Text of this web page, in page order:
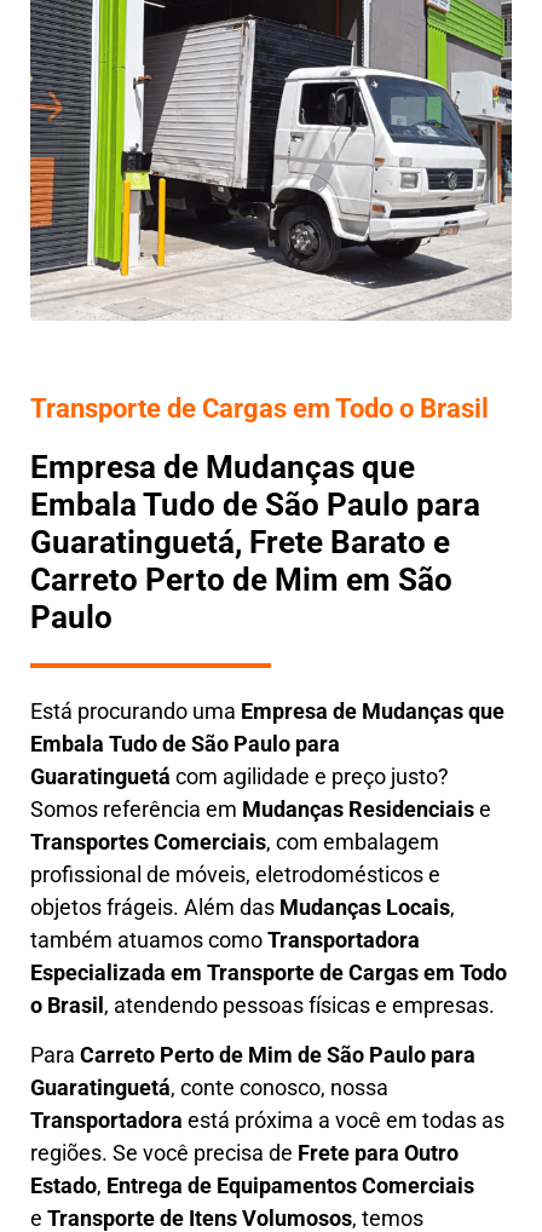
Transporte de Cargas em Todo o Brasil
Empresa de Mudanças que
Embala Tudo de São Paulo para
Guaratinguetá, Frete Barato e
Carreto Perto de Mim em São
Paulo
Está procurando uma Empresa de Mudanças que
Embala Tudode São Paulo para
Guaratinguetá com agilidade e preço justo?
Somos referência em Mudanças Residenciaise
Transportes Comerciais, com embalagem
profissional de móveis, eletrodomésticos e
objetos frágeis. Além das Mudanças Locais,
também atuamos comoTransportadora
Especializada em Transporte de Cargas em Todo
o Brasil, atendendo pessoas físicas e empresas.
Para Carreto Perto de Mim de São Paulo para
Guaratinguetá, conte conosco, nossa
Transportadora está próxima a você em todas as
regiões. Se você precisa de Frete para Outro
Estado, Entrega de Equipamentos Comerciais
e Transporte de Itens Volumosos, temos